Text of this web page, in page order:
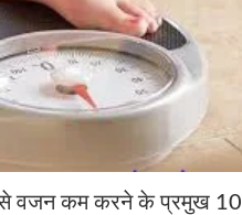
से वजन कम करने के प्रमुख 10